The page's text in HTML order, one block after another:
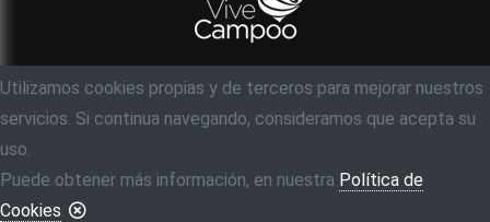
Utilizamos cookies propias y de terceros para mejorar nuestros
servicios. Si continua navegando, consideramos que acepta su
uso.
Puede obtener más información, en nuestra Política de
Cookies.
© Objetivo 35 milímetros, S.C
Acerca de Contacto Ayuda
Aviso legal